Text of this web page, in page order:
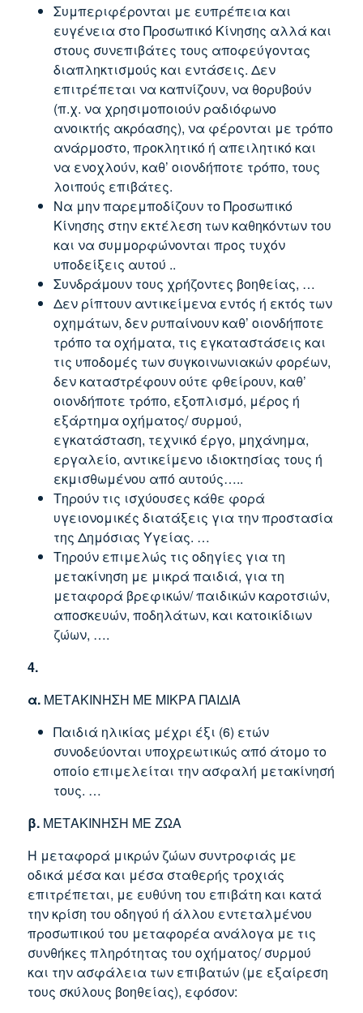
Συμπεριφέρονται με ευπρέπεια και
ευγένεια στο Προσωπικό Κίνησης αλλά και
στους συνεπιβάτες τους αποφεύγοντας
διαπληκτισμούς και εντάσεις. Δεν
επιτρέπεται να καπνίζουν, να θορυβούν
(π.χ. να χρησιμοποιούν ραδιόφωνο
ανοικτής ακρόασης), να φέρονται με τρόπο
ανάρμοστο, προκλητικό ή απειλητικό και
να ενοχλούν, καθ’ οιονδήποτε τρόπο, τους
λοιπούς επιβάτες.
Να μην παρεμποδίζουν το Προσωπικό
Κίνησης στην εκτέλεση των καθηκόντων του
και να συμμορφώνονται προς τυχόν
υποδείξεις αυτού ..
Συνδράμουν τους χρήζοντες βοηθείας, …
Δεν ρίπτουν αντικείμενα εντός ή εκτός των
οχημάτων, δεν ρυπαίνουν καθ’ οιονδήποτε
τρόπο τα οχήματα, τις εγκαταστάσεις και
τις υποδομές των συγκοινωνιακών φορέων,
δεν καταστρέφουν ούτε φθείρουν, καθ’
οιονδήποτε τρόπο, εξοπλισμό, μέρος ή
εξάρτημα οχήματος/ συρμού,
εγκατάσταση, τεχνικό έργο, μηχάνημα,
εργαλείο, αντικείμενο ιδιοκτησίας τους ή
εκμισθωμένου από αυτούς…..
Τηρούν τις ισχύουσες κάθε φορά
υγειονομικές διατάξεις για την προστασία
της Δημόσιας Υγείας. …
Τηρούν επιμελώς τις οδηγίες για τη
μετακίνηση με μικρά παιδιά, για τη
μεταφορά βρεφικών/ παιδικών καροτσιών,
αποσκευών, ποδηλάτων, και κατοικίδιων
ζώων, ….
4.
α. ΜΕΤΑΚΙΝΗΣΗ ΜΕ ΜΙΚΡΑ ΠΑΙΔΙΑ
Παιδιά ηλικίας μέχρι έξι (6) ετών
συνοδεύονται υποχρεωτικώς από άτομο το
οποίο επιμελείται την ασφαλή μετακίνησή
τους. …
β. ΜΕΤΑΚΙΝΗΣΗ ΜΕ ΖΩΑ
Η μεταφορά μικρών ζώων συντροφιάς με
οδικά μέσα και μέσα σταθερής τροχιάς
επιτρέπεται, με ευθύνη του επιβάτη και κατά
την κρίση του οδηγού ή άλλου εντεταλμένου
προσωπικού του μεταφορέα ανάλογα με τις
συνθήκες πληρότητας του οχήματος/ συρμού
και την ασφάλεια των επιβατών (με εξαίρεση
τους σκύλους βοηθείας), εφόσον: